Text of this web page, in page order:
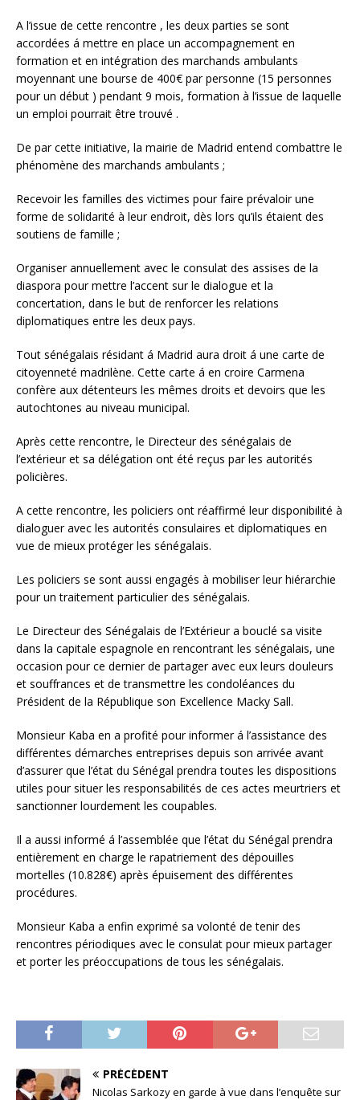
A l’issue de cette rencontre , les deux parties se sont
accordées á mettre en place un accompagnement en
formation et en intégration des marchands ambulants
moyennant une bourse de 400€ par personne (15 personnes
pour un début ) pendant 9 mois, formation à l’issue de laquelle
un emploi pourrait être trouvé .
De par cette initiative, la mairie de Madrid entend combattre le
phénomène des marchands ambulants ;
Recevoir les familles des victimes pour faire prévaloir une
forme de solidarité à leur endroit, dès lors qu’ils étaient des
soutiens de famille ;
Organiser annuellement avec le consulat des assises de la
diaspora pour mettre l’accent sur le dialogue et la
concertation, dans le but de renforcer les relations
diplomatiques entre les deux pays.
Tout sénégalais résidant á Madrid aura droit á une carte de
citoyenneté madrilène. Cette carte á en croire Carmena
confère aux détenteurs les mêmes droits et devoirs que les
autochtones au niveau municipal.
Après cette rencontre, le Directeur des sénégalais de
l’extérieur et sa délégation ont été reçus par les autorités
policières.
A cette rencontre, les policiers ont réaffirmé leur disponibilité à
dialoguer avec les autorités consulaires et diplomatiques en
vue de mieux protéger les sénégalais.
Les policiers se sont aussi engagés à mobiliser leur hiérarchie
pour un traitement particulier des sénégalais.
Le Directeur des Sénégalais de l’Extérieur a bouclé sa visite
dans la capitale espagnole en rencontrant les sénégalais, une
occasion pour ce dernier de partager avec eux leurs douleurs
et souffrances et de transmettre les condoléances du
Président de la République son Excellence Macky Sall.
Monsieur Kaba en a profité pour informer á l’assistance des
différentes démarches entreprises depuis son arrivée avant
d’assurer que l’état du Sénégal prendra toutes les dispositions
utiles pour situer les responsabilités de ces actes meurtriers et
sanctionner lourdement les coupables.
Il a aussi informé á l’assemblée que l’état du Sénégal prendra
entièrement en charge le rapatriement des dépouilles
mortelles (10.828€) après épuisement des différentes
procédures.
Monsieur Kaba a enfin exprimé sa volonté de tenir des
rencontres périodiques avec le consulat pour mieux partager
et porter les préoccupations de tous les sénégalais.
PRÉCÉDENT
Nicolas Sarkozy en garde à vue dans l’enquête sur